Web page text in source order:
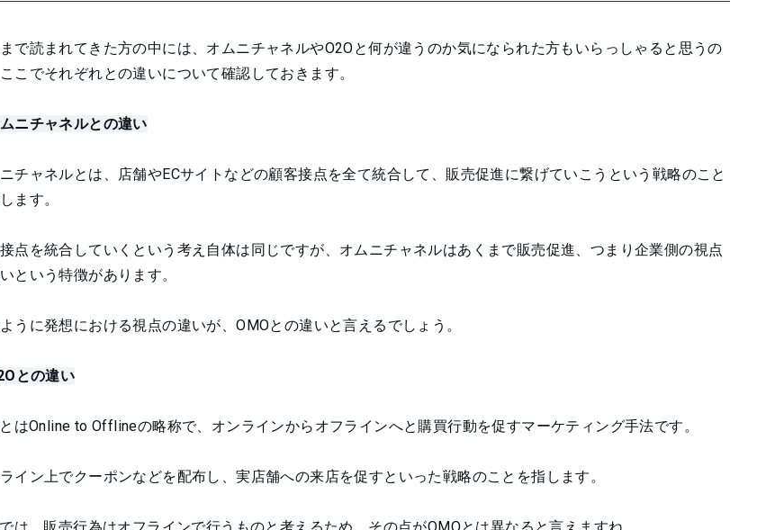
で読まれてきた方の中には、オムニチャネルやO2Oと何が違うのか気になられた方もいらっしゃると思うの
こでそれぞれとの違いについて確認しておきます。
ムニチャネルとの違い
チャネルとは、店舗やECサイトなどの顧客接点を全て統合して、販売促進に繋げていこうという戦略のこと
ます。
点を統合していくという考え自体は同じですが、オムニチャネルはあくまで販売促進、つまり企業側の視点
という特徴があります。
うに発想における視点の違いが、OMOとの違いと言えるでしょう。
との違い
はOnline to Offlineの略称で、オンラインからオフラインへと購買行動を促すマーケティング手法です。
イン上でクーポンなどを配布し、実店舗への来店を促すといった戦略のことを指します。